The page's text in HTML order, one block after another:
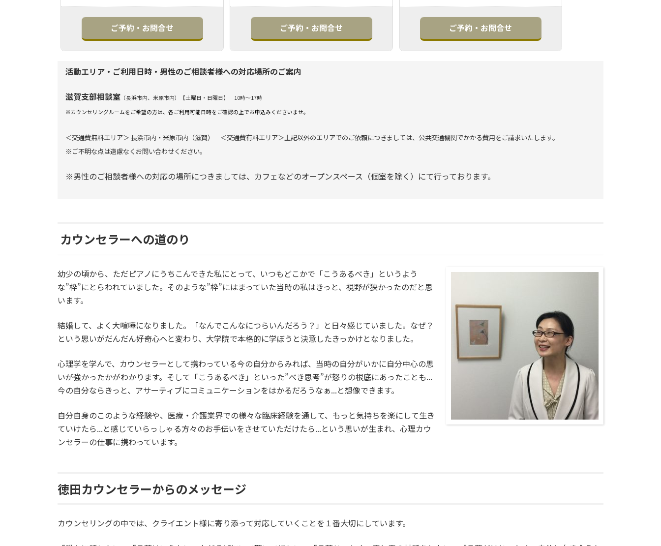
ご予約・お問合せ ご予約・お問合せ ご予約・お問合せ
活動エリア・ご利用日時・男性のご相談者様への対応場所のご案内
滋賀支部相談室 （長浜市内、米原市内）【土曜日・日曜日】 10時～17時
※カウンセリングルームをご希望の方は、各ご利用可能日時をご確認の上でお申込みくださいませ。
＜交通費無料エリア＞ 長浜市内・米原市内（滋賀） ＜交通費有料エリア＞上記以外のエリアでのご依頼につきましては、公共交通機関でかかる費用をご請求いたします。
※ご不明な点は遠慮なくお問い合わせください。
※男性のご相談者様への対応の場所につきましては、カフェなどのオープンスペース（個室を除く）にて行っております。
カウンセラーへの道のり
幼少の頃から、ただピアノにうちこんできた私にとって、いつもどこかで「こうあるべき」というよう
な”枠”にとらわれていました。そのような”枠”にはまっていた当時の私はきっと、視野が狭かったのだと思
います。
結婚して、よく大喧嘩になりました。「なんでこんなにつらいんだろう？」と日々感じていました。なぜ？
という思いがだんだん好奇心へと変わり、大学院で本格的に学ぼうと決意したきっかけとなりました。
心理学を学んで、カウンセラーとして携わっている今の自分からみれば、当時の自分がいかに自分中心の思
いが強かったかがわかります。そして「こうあるべき」といった”べき思考”が怒りの根底にあったことも...
今の自分ならきっと、アサーティブにコミュニケーションをはかるだろうなぁ...と想像できます。
自分自身のこのような経験や、医療・介護業界での様々な臨床経験を通して、もっと気持ちを楽にして生き
ていけたら...と感じていらっしゃる方々のお手伝いをさせていただけたら...という思いが生まれ、心理カウ
ンセラーの仕事に携わっています。
徳田カウンセラーからのメッセージ
カウンセリングの中では、クライエント様に寄り添って対応していくことを１番大切にしています。